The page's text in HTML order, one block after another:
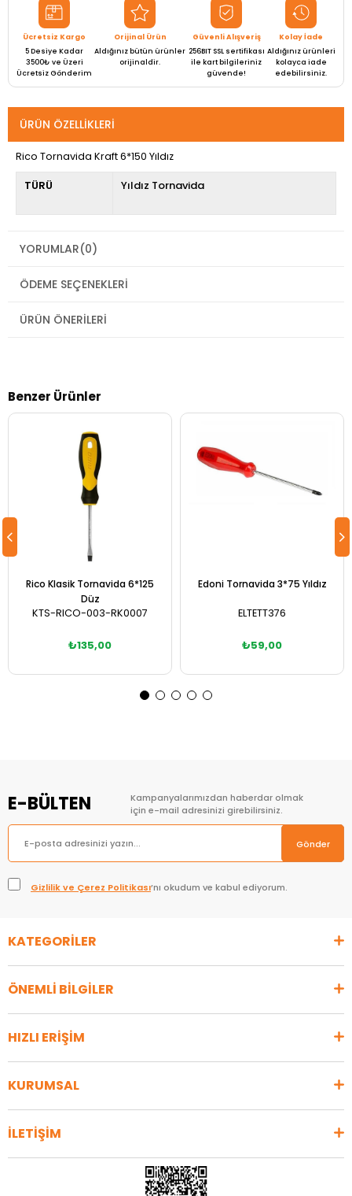
Ücretsiz Kargo
5 Desiye Kadar
3500₺ ve Üzeri
Ücretsiz Gönderim
Orijinal Ürün
Aldığınız bütün ürünler
orijinaldir.
Güvenli Alışveriş
256BIT SSL sertifikası
ile kart bilgileriniz
güvende!
Kolay İade
Aldığınız ürünleri
kolayca iade
edebilirsiniz.
ÜRÜN ÖZELLIKLERI
Rico Tornavida Kraft 6*150 Yıldız
TÜRÜ Yıldız Tornavida
YORUMLAR(0)
ÖDEME SEÇENEKLERI
ÜRÜN ÖNERILERI
Benzer Ürünler
Rico Klasik Tornavida 6*125
Düz
KTS-RICO-003-RK0007
₺135,00
Edoni Tornavida 3*75 Yıldız
ELTETT376
₺59,00
E-BÜLTEN
Kampanyalarımızdan haberdar olmak
için e-mail adresinizi girebilirsiniz.
Gönder
Gizlilik ve Çerez Politikası’nı okudum ve kabul ediyorum.
KATEGORİLER
ÖNEMLİ BİLGİLER
HIZLI ERİŞİM
KURUMSAL
İLETİŞİM